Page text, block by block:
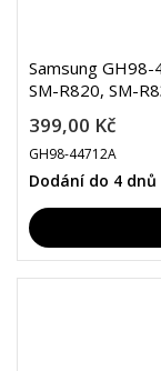
Samsung
SM-R820, SM-
399,00 Kč
GH98-44712A
Dodání do 4 dnů